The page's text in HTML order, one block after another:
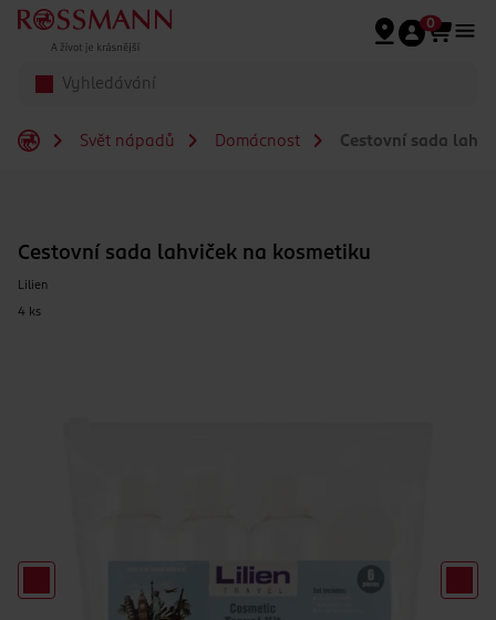
Přeskočit na hlavmní obsah
0
Svět nápadů Domácnost Cestovní sada
Cestovní sada lahviček na kosmetiku
Lilien
4 ks